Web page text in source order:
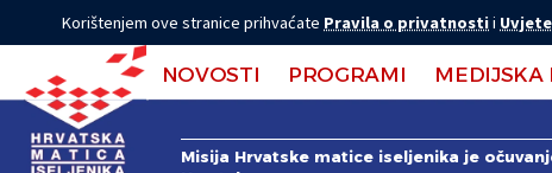
Korištenjem ove stranice prihvaćate Pravila o privatnostii
NOVOSTI PROGRAMI MEDIJSKA
Misija Hrvatske matice iseljenika je